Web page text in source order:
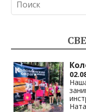
o
as
s
ni
ki
gr
a
m